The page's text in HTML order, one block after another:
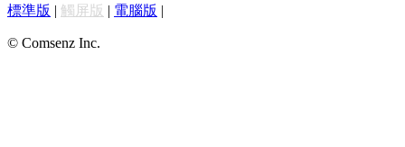
標準版 | 觸屏版 | 電腦版 |
© Comsenz Inc.